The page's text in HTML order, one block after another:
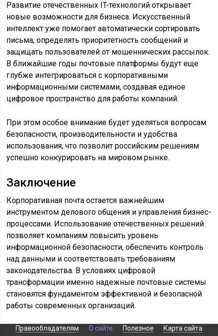
Развитие отечественных IT-технологий открывает
новые возможности для бизнеса. Искусственный
интеллект уже помогает автоматически сортировать
письма, определять приоритетность сообщений и
защищать пользователей от мошеннических рассылок.
В ближайшие годы почтовые платформы будут еще
глубже интегрироваться с корпоративными
информационными системами, создавая единое
цифровое пространство для работы компаний.
При этом особое внимание будет уделяться вопросам
безопасности, производительности и удобства
использования, что позволит российским решениям
успешно конкурировать на мировом рынке.
Заключение
Корпоративная почта остается важнейшим
инструментом делового общения и управления бизнес-
процессами. Использование отечественных решений
позволяет компаниям повысить уровень
информационной безопасности, обеспечить контроль
над данными и соответствовать требованиям
законодательства. В условиях цифровой
трансформации именно надежные почтовые системы
становятся фундаментом эффективной и безопасной
работы современных организаций.
Правообладателям О сайте Полезное Карта сайта